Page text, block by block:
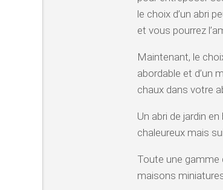
le choix d’un abri
et vous pourrez
Maintenant, le
abordable et d’un
chaux dans votre
Un abri de jardin
chaleureux mais
Toute une gamme
maisons